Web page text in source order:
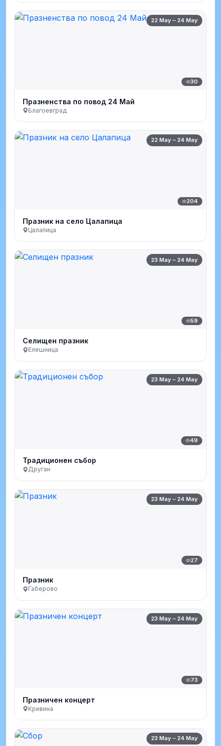
22 May – 24 May
30
Празненства по повод 24 Май
Благоевград
22 May – 24 May
204
Празник на село Цалапица
Цалапица
23 May – 24 May
59
Селищен празник
Елешница
23 May – 24 May
49
Традиционен събор
Друган
23 May – 24 May
27
Празник
Габерово
23 May – 24 May
73
Празничен концерт
Кривина
23 May – 24 May